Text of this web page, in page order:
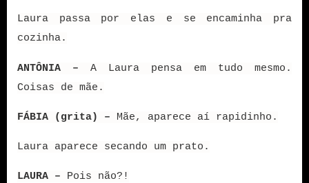
Laura passa por elas e se encaminha pra
cozinha.
ANTÔNIA – A Laura pensa em tudo mesmo.
Coisas de mãe.
FÁBIA (grita) – Mãe, aparece aí rapidinho.
Laura aparece secando um prato.
LAURA – Pois não?!